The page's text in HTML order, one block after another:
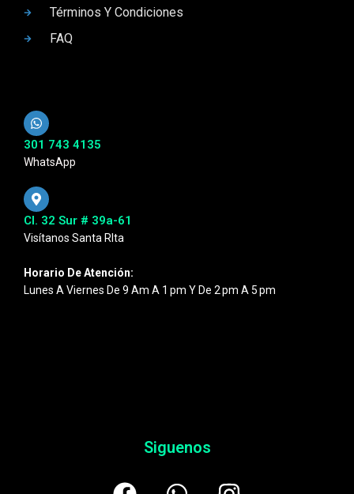
Términos Y Condiciones
FAQ
301 743 4135
WhatsApp
Cl. 32 Sur # 39a-61
Visítanos Santa RIta
Horario De Atención:
Lunes A Viernes De 9 Am A 1 Pm Y De 2 Pm A 5 Pm
Siguenos